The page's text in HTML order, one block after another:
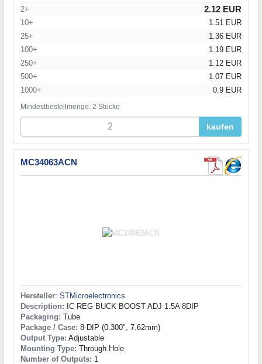
2+ 2.12 EUR
10+
1.51 EUR
25+
1.36 EUR
100+
1.19 EUR
250+
1.12 EUR
500+
1.07 EUR
1000+
0.9 EUR
Mindestbestellmenge: 2 Stücke
kaufen
MC34063ACN
Hersteller: STMicroelectronics
Description: IC REG BUCK BOOST ADJ 1.5A 8DIP
Packaging: Tube
Package / Case: 8-DIP (0.300", 7.62mm)
Output Type: Adjustable
Mounting Type: Through Hole
Number of Outputs: 1